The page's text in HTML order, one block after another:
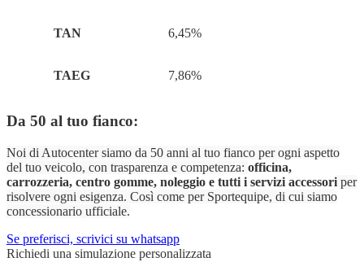
TAN 6,45%
TAEG 7,86%
Da 50 al tuo fianco:
Noi di Autocenter siamo da 50 anni al tuo fianco per ogni aspetto
del tuo veicolo, con trasparenza e competenza: officina,
carrozzeria, centro gomme, noleggio e tutti i servizi accessori per
risolvere ogni esigenza. Così come per Sportequipe, di cui siamo
concessionario ufficiale.
Se preferisci, scrivici su whatsapp
Richiedi una simulazione personalizzata